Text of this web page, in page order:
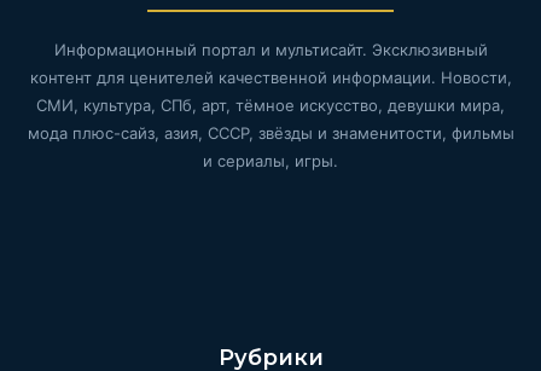
Информационный портал и мультисайт. Эксклюзивный
контент для ценителей качественной информации. Новости,
СМИ, культура, СПб, арт, тёмное искусство, девушки мира,
мода плюс-сайз, азия, СССР, звёзды и знаменитости, фильмы
и сериалы, игры.
Рубрики